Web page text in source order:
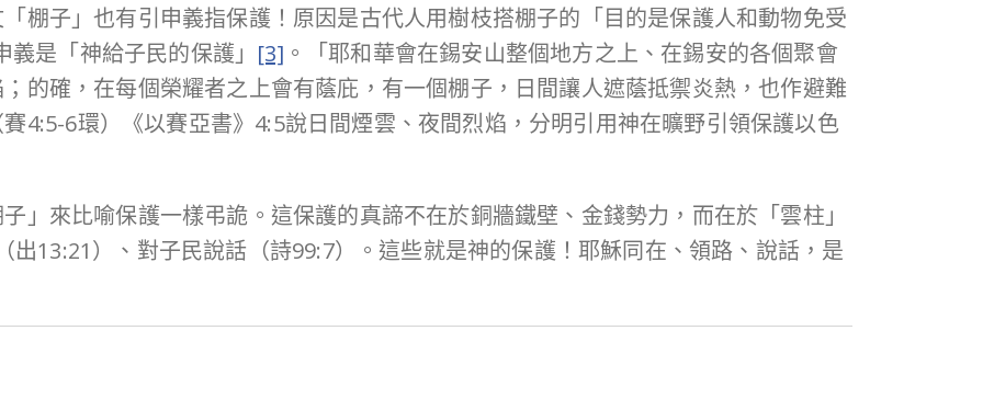
棚子」也有引申義指保護！原因是古代人用樹枝搭棚子的「目的是保護人和動物免受
義是「神給子民的保護」 [3] 。「耶和華會在錫安山整個地方之上、在錫安的各個聚會
的確，在每個榮耀者之上會有蔭庇，有一個棚子，日間讓人遮蔭抵禦炎熱，也作避難
4:5-6環）《以賽亞書》4:5說日間煙雲、夜間烈焰，分明引用神在曠野引領保護以色
」來比喻保護一樣弔詭。這保護的真諦不在於銅牆鐵壁、金錢勢力，而在於「雲柱」
出13:21）、對子民說話（詩99:7）。這些就是神的保護！耶穌同在、領路、說話，是